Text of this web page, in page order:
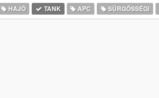
HAJÓ TANK APC SŰRGŐSSÉGI